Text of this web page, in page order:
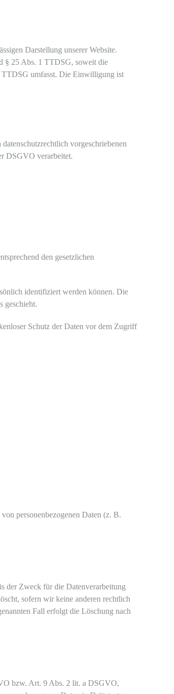
Darstellung unserer Website.
§ 25 Abs. 1 TTDSG, soweit die
TTDSG umfasst. Die Einwilligung ist
vorgeschriebenen
DSGVO verarbeitet.
den gesetzlichen
identifiziert werden können. Die
geschieht.
Schutz der Daten vor dem Zugriff
personenbezogenen Daten (z. B.
der Zweck für die Datenverarbeitung
sofern wir keine anderen rechtlich
Fall erfolgt die Löschung nach
bzw. Art. 9 Abs. 2 lit. a DSGVO,